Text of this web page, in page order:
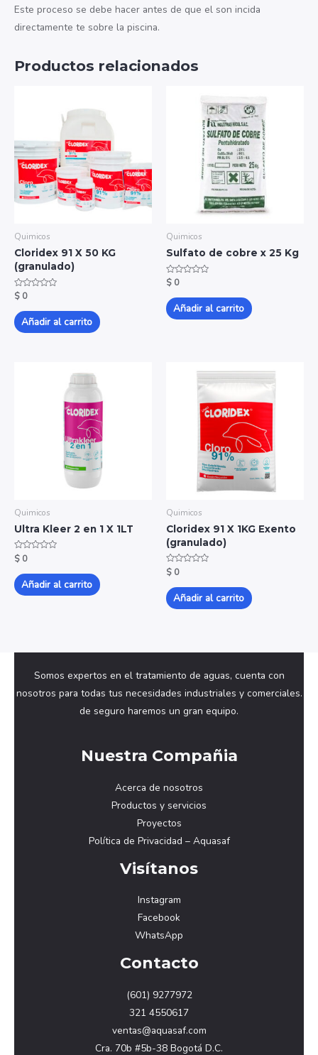
Este proceso se debe hacer antes de que el son incida
directamente te sobre la piscina.
Productos relacionados
Quimicos
Cloridex 91 X 50 KG
(granulado)
Valorado
con
de
5
$ 0
Añadir al carrito
Quimicos
Sulfato de cobre x 25 Kg
Valorado
con
de
5
$ 0
Añadir al carrito
Quimicos
Ultra Kleer 2 en 1 X 1LT
Valorado
con
de
5
$ 0
Añadir al carrito
Quimicos
Cloridex 91 X 1KG Exento
(granulado)
Valorado
con
de
5
$ 0
Añadir al carrito
Somos expertos en el tratamiento de aguas, cuenta con
nosotros para todas tus necesidades industriales y comerciales.
de seguro haremos un gran equipo.
Nuestra Compañia
Acerca de nosotros
Productos y servicios
Proyectos
Política de Privacidad – Aquasaf
Visítanos
Instagram
Facebook
WhatsApp
Contacto
(601) 9277972
321 4550617
ventas@aquasaf.com
Cra. 70b #5b-38 Bogotá D.C.